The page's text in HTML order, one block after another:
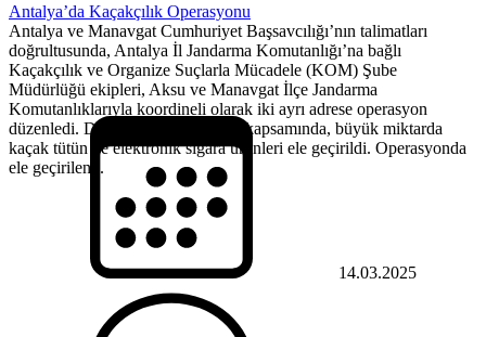
Antalya’da Kaçakçılık Operasyonu
Antalya ve Manavgat Cumhuriyet Başsavcılığı’nın talimatları
doğrultusunda, Antalya İl Jandarma Komutanlığı’na bağlı
Kaçakçılık ve Organize Suçlarla Mücadele (KOM) Şube
Müdürlüğü ekipleri, Aksu ve Manavgat İlçe Jandarma
Komutanlıklarıyla koordineli olarak iki ayrı adrese operasyon
düzenledi. Düzenlenen operasyon kapsamında, büyük miktarda
kaçak tütün ve elektronik sigara ürünleri ele geçirildi. Operasyonda
ele geçirilen...
14.03.2025